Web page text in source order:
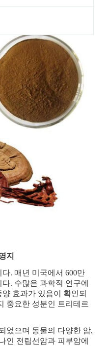
지
. 매년 미국에서 600만
. 수많은 과학적 연구에
효과가 있음이 확인되
중요한 성분인 트리테르
었으며 동물의 다양한 암,
인 전립선암과 피부암에